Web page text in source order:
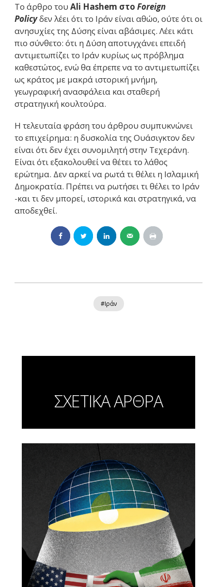
Το άρθρο του Ali Hashem στο Foreign
Policyδεν λέει ότι το Ιράν είναι αθώο, ούτε ότι οι
ανησυχίες της Δύσης είναι αβάσιμες. Λέει κάτι
πιο σύνθετο: ότι η Δύση αποτυγχάνει επειδή
αντιμετωπίζει το Ιράν κυρίως ως πρόβλημα
καθεστώτος, ενώ θα έπρεπε να το αντιμετωπίζει
ως κράτος με μακρά ιστορική μνήμη,
γεωγραφική ανασφάλεια και σταθερή
στρατηγική κουλτούρα.
Η τελευταία φράση του άρθρου συμπυκνώνει
το επιχείρημα: η δυσκολία της Ουάσιγκτον δεν
είναι ότι δεν έχει συνομιλητή στην Τεχεράνη.
Είναι ότι εξακολουθεί να θέτει το λάθος
ερώτημα. Δεν αρκεί να ρωτά τι θέλει η Ισλαμική
Δημοκρατία. Πρέπει να ρωτήσει τι θέλει το Ιράν
-και τι δεν μπορεί, ιστορικά και στρατηγικά, να
αποδεχθεί.
#Ιράν
ΣΧΕΤΙΚΑ ΑΡΘΡΑ